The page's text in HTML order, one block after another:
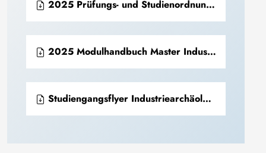
2025 Prüfungs- und Studienordnung Master Industriekultur (PDF)
2025 Modulhandbuch Master Industriekultur (PDF)
Studiengangsflyer Industriearchäolgie + Industriekultur.pdf